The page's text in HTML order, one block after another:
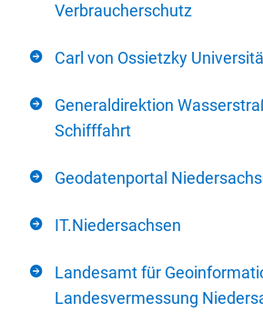
Verbraucherschutz
Carl von Ossietzky
Generaldirektion
Schifffahrt
Geodatenportal
IT.Niedersachsen
Landesamt für
Landesvermessung